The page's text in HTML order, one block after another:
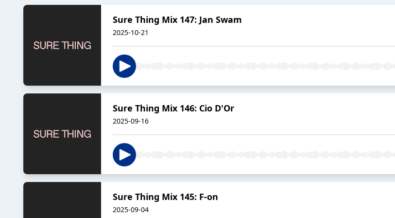
Sure Thing Mix 147: Jan Swam
2025-10-21
Sure Thing Mix 146: Cio D'Or
2025-09-16
Sure Thing Mix 145: F-on
2025-09-04